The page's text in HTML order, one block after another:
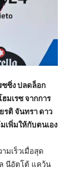
ซซิ่ง ปลดล็อก
มเรซ จากการ
รติ จันทรา ดาว
เพิ่มให้กับตนเอง
มเร็วเมื่อสุด
นีอัตโต้ แคว้น